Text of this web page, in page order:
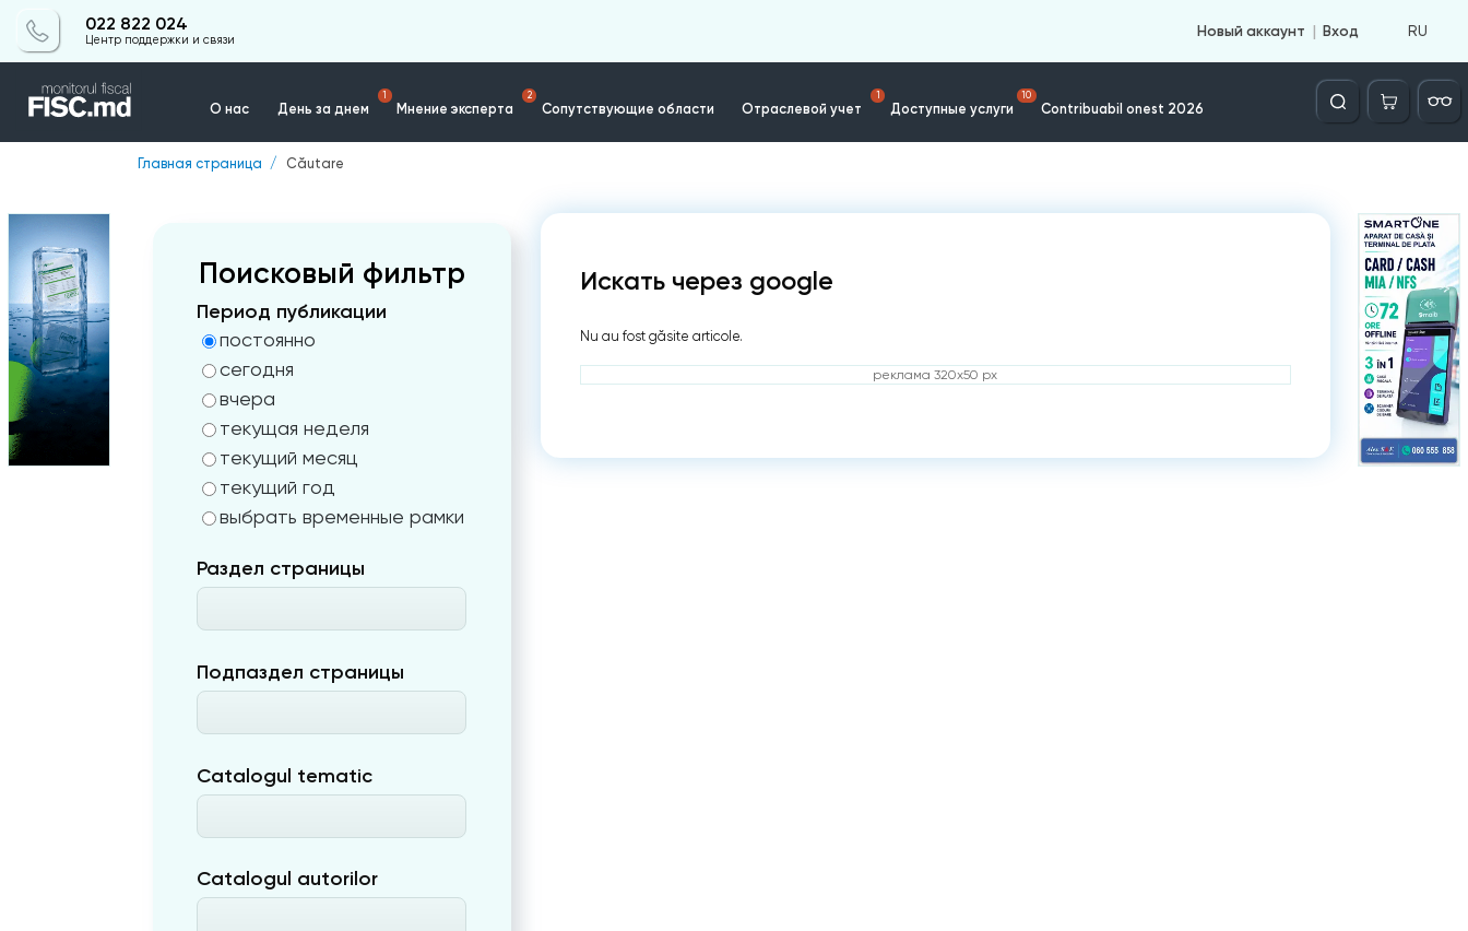
022 822 024
Центр поддержки и связи
Новый аккаунт Вход RU
О нас День за днем
1
Мнение эксперта
2
Сопутствующие области Отраслевой учет
1
Доступные услуги
10
Contribuabil onest 2026
Căutare
Главная страница Căutare
Поисковый фильтр
Период публикации
постоянно
сегодня
вчера
текущая неделя
текущий месяц
текущий год
выбрать временные рамки
Раздел страницы
Подпаздел страницы
Catalogul tematic
Catalogul autorilor
Искать через google
Nu au fost găsite articole.
реклама 320x50 px